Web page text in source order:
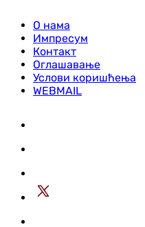
О нама
Импресум
Контакт
Оглашавање
Услови коришћења
WEBMAIL